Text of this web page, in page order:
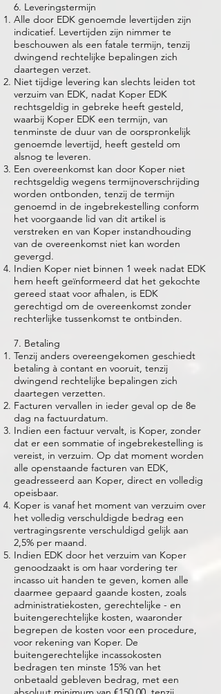
6. Leveringstermijn
Alle door EDK genoemde levertijden zijn
indicatief. Levertijden zijn nimmer te
beschouwen als een fatale termijn, tenzij
dwingend rechtelijke bepalingen zich
daartegen verzet.
Niet tijdige levering kan slechts leiden tot
verzuim van EDK, nadat Koper EDK
rechtsgeldig in gebreke heeft gesteld,
waarbij Koper EDK een termijn, van
tenminste de duur van de oorspronkelijk
genoemde levertijd, heeft gesteld om
alsnog te leveren.
Een overeenkomst kan door Koper niet
rechtsgeldig wegens termijnoverschrijding
worden ontbonden, tenzij de termijn
genoemd in de ingebrekestelling conform
het voorgaande lid van dit artikel is
verstreken en van Koper instandhouding
van de overeenkomst niet kan worden
gevergd.
Indien Koper niet binnen 1 week nadat EDK
hem heeft geïnformeerd dat het gekochte
gereed staat voor afhalen, is EDK
gerechtigd om de overeenkomst zonder
rechterlijke tussenkomst te ontbinden.
7. Betaling
Tenzij anders overeengekomen geschiedt
betaling à contant en vooruit, tenzij
dwingend rechtelijke bepalingen zich
daartegen verzetten.
Facturen vervallen in ieder geval op de 8e
dag na factuurdatum.
Indien een factuur vervalt, is Koper, zonder
dat er een sommatie of ingebrekestelling is
vereist, in verzuim. Op dat moment worden
alle openstaande facturen van EDK,
geadresseerd aan Koper, direct en volledig
opeisbaar.
Koper is vanaf het moment van verzuim over
het volledig verschuldigde bedrag een
vertragingsrente verschuldigd gelijk aan
2,5% per maand.
Indien EDK door het verzuim van Koper
genoodzaakt is om haar vordering ter
incasso uit handen te geven, komen alle
daarmee gepaard gaande kosten, zoals
administratiekosten, gerechtelijke - en
buitengerechtelijke kosten, waaronder
begrepen de kosten voor een procedure,
voor rekening van Koper. De
buitengerechtelijke incassokosten
bedragen ten minste 15% van het
onbetaald gebleven bedrag, met een